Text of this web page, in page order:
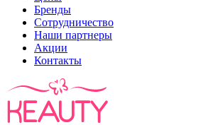
Бренды
Сотрудничество
Наши партнеры
Акции
Контакты